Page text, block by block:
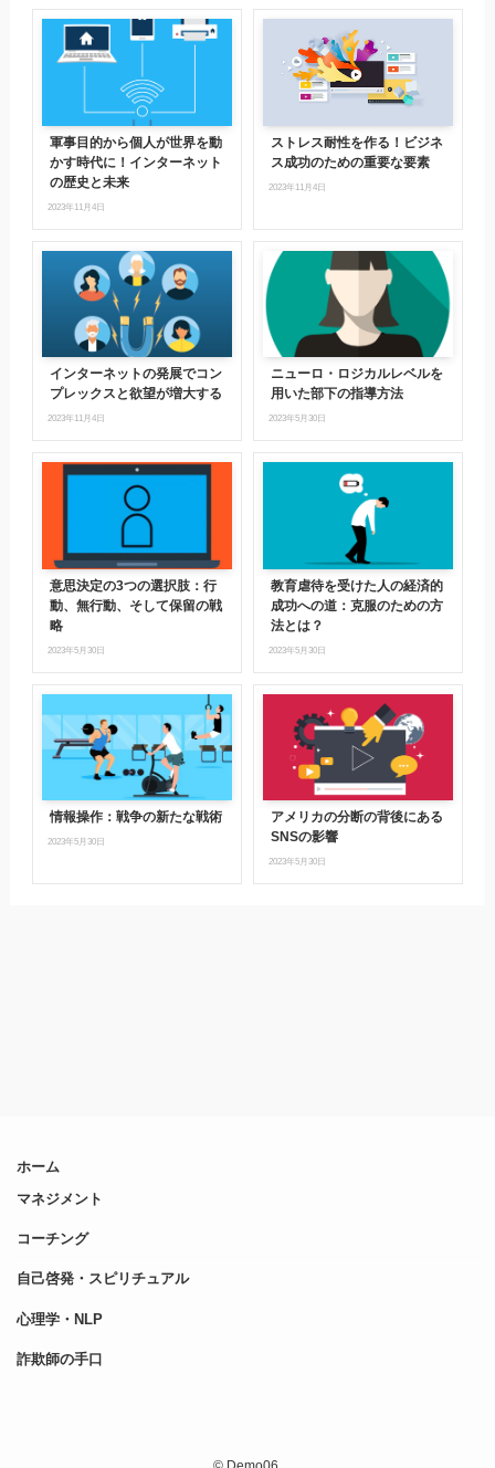
軍事目的から個人が世界を動
かす時代に！インターネット
の歴史と未来
2023年11月4日
ストレス耐性を作る！ビジネ
ス成功のための重要な要素
2023年11月4日
インターネットの発展でコン
プレックスと欲望が増大する
2023年11月4日
ニューロ・ロジカルレベルを
用いた部下の指導方法
2023年5月30日
意思決定の3つの選択肢：行
動、無行動、そして保留の戦
略
2023年5月30日
教育虐待を受けた人の経済的
成功への道：克服のための方
法とは？
2023年5月30日
情報操作：戦争の新たな戦術
2023年5月30日
アメリカの分断の背後にある
SNSの影響
2023年5月30日
ホーム
マネジメント
コーチング
自己啓発・スピリチュアル
心理学・NLP
詐欺師の手口